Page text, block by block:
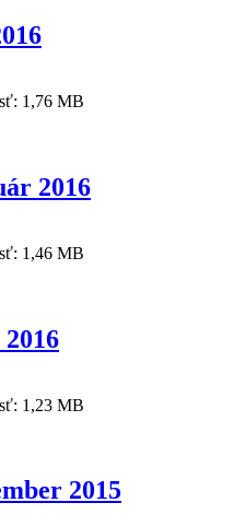
1,76 MB
2016
1,46 MB
1,23 MB
2015